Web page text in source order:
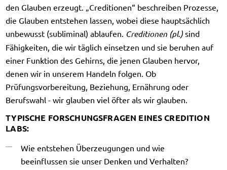
den Glauben erzeugt. „Creditionen“ beschreiben Prozesse,
die Glauben entstehen lassen, wobei diese hauptsächlich
unbewusst (subliminal) ablaufen. Creditionen (pl.)sind
Fähigkeiten, die wir täglich einsetzen und sie beruhen auf
einer Funktion des Gehirns, die jenen Glauben hervor,
denen wir in unserem Handeln folgen. Ob
Prüfungsvorbereitung, Beziehung, Ernährung oder
Berufswahl - wir glauben viel öfter als wir glauben.
TYPISCHE FORSCHUNGSFRAGEN EINES CREDITION
LABS:
Wie entstehen Überzeugungen und wie
beeinflussen sie unser Denken und Verhalten?